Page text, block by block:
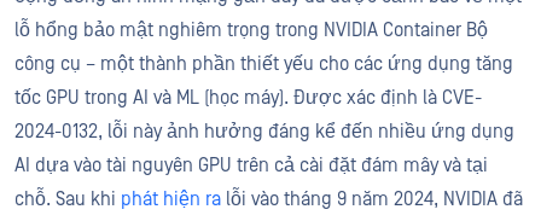
lỗ hổng bảo mật nghiêm trọng trong NVIDIA Container Bộ
công cụ – một thành phần thiết yếu cho các ứng dụng tăng
tốc GPU trong AI và ML (học máy). Được xác định là CVE-
2024-0132, lỗi này ảnh hưởng đáng kể đến nhiều ứng dụng
AI dựa vào tài nguyên GPU trên cả cài đặt đám mây và tại
chỗ. Sau khi phát hiện ra lỗi vào tháng 9 năm 2024, NVIDIA đã